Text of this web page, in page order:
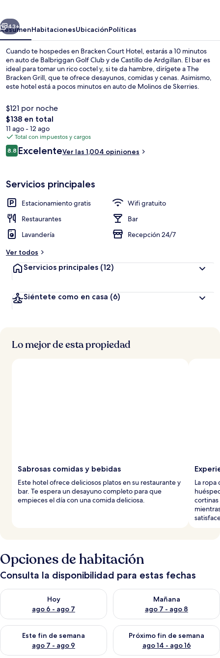
Siguiente
43+
ResumenHabitacionesUbicaciónPolíticas
Cuando te hospedes en Bracken Court Hotel, estarás a 10 minutos
en auto de Balbriggan Golf Club y de Castillo de Ardgillan. El bar es
ideal para tomar un rico coctel y, si te da hambre, dirígete a The
Bracken Grill, que te ofrece desayunos, comidas y cenas. Asimismo,
este hotel está a pocos minutos en auto de Molinos de Skerries.
como el personal amable y la condición en general.
$121 por noche
El
precio
total
es
de
$138 en total
11 ago - 12 ago
Total con impuestos y cargos
Opiniones
8.88.8 de 10,
ExcelenteVer las 1,004 opiniones
Servicios principales
Estacionamiento gratis
Wifi gratuito
Restaurantes
Bar
Lavandería
Recepción 24/7
Ver todos
Servicios principales (12)
Siéntete como en casa (6)
Lo mejor de esta propiedad
Sabrosas comidas y bebidas
Este hotel ofrece deliciosos platos en su restaurante y
bar. Te espera un desayuno completo para que
empieces el día con una comida deliciosa.
La ropa
Opciones de habitación
Consulta la disponibilidad para estas fechas
Hoy
ago 6 - ago 7
Consulta la disponibilidad para hoy ago 6 - ago 7
Mañana
ago 7 - ago 8
Consulta la disponibilidad
Este fin de semana
ago 7 - ago 9
Consulta la disponibilidad para este fin de semana ago 7 -
Próximo fin de semana
ago 14 - ago 16
Consulta la disponibilidad